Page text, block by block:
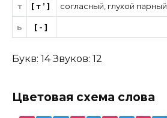
т [т’] согласный глухой парный
ь [-]
Букв: 14 Звуков: 12
Цветовая схема слова